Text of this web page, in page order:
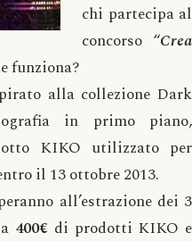
chi partecipa al
concorso “Crea
funziona?
alla collezione Dark
in primo piano,
KIKO utilizzato per
il 13 ottobre 2013.
all’estrazione dei 3
400€ di prodotti KIKO e